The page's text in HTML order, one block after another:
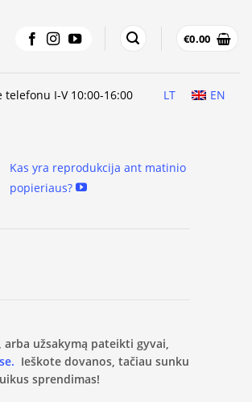
€0.00
telefonu I-V 10:00-16:00 LT EN
Kas yra reprodukcija ant matinio
popieriaus?
užsakymą pateikti gyvai,
Ieškote dovanos, tačiau sunku
sprendimas!